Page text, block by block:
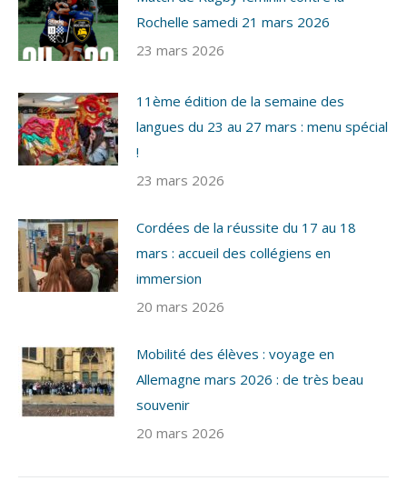
Rochelle samedi 21 mars 2026
23 mars 2026
11ème édition de la semaine des
langues du 23 au 27 mars : menu spécial
!
23 mars 2026
Cordées de la réussite du 17 au 18
mars : accueil des collégiens en
immersion
20 mars 2026
Mobilité des élèves : voyage en
Allemagne mars 2026 : de très beau
souvenir
20 mars 2026